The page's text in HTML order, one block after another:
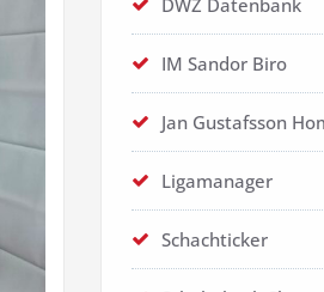
DWZ Datenbank
IM Sandor Biro
Jan Gustafsson
Ligamanager
Schachticker